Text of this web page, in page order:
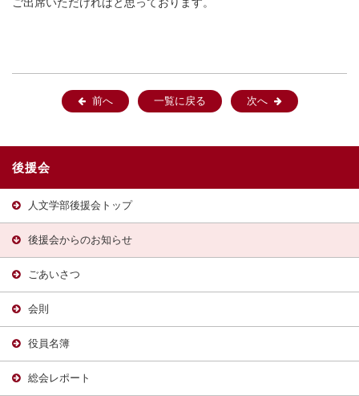
前へ 一覧に戻る 次へ
後援会
人文学部後援会トップ
後援会からのお知らせ
ごあいさつ
会則
役員名簿
総会レポート